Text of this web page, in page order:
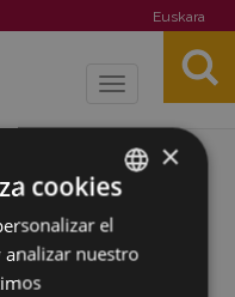
Euskara
Toggle
Revista Eibar 1966,
Eibar
Bracons
BASQUE
SPANISH
×
cookies
el
nuestro